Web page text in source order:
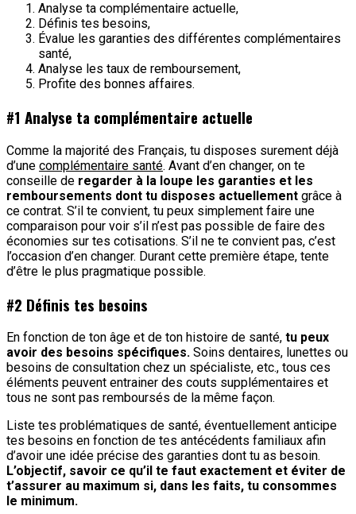
Analyse ta complémentaire actuelle,
Définis tes besoins,
Évalue les garanties des différentes complémentaires
santé,
Analyse les taux de remboursement,
Profite des bonnes affaires.
#1 Analyse ta complémentaire actuelle
Comme la majorité des Français, tu disposes surement déjà
d’une complémentaire santé. Avant d’en changer, on te
conseille de regarder à la loupe les garanties et les
remboursements dont tu disposes actuellement grâce à
ce contrat. S’il te convient, tu peux simplement faire une
comparaison pour voir s’il n’est pas possible de faire des
économies sur tes cotisations. S’il ne te convient pas, c’est
l’occasion d’en changer. Durant cette première étape, tente
d’être le plus pragmatique possible.
#2 Définis tes besoins
En fonction de ton âge et de ton histoire de santé, tu peux
avoir des besoins spécifiques. Soins dentaires, lunettes ou
besoins de consultation chez un spécialiste, etc., tous ces
éléments peuvent entrainer des couts supplémentaires et
tous ne sont pas remboursés de la même façon.
Liste tes problématiques de santé, éventuellement anticipe
tes besoins en fonction de tes antécédents familiaux afin
d’avoir une idée précise des garanties dont tu as besoin.
L’objectif, savoir ce qu’il te faut exactement et éviter de
t’assurer au maximum si, dans les faits, tu consommes
le minimum.